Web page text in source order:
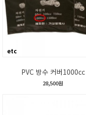
etc
PVC 방수 커버1000cc
28,500원